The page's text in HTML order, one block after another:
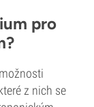
pro
z nich se